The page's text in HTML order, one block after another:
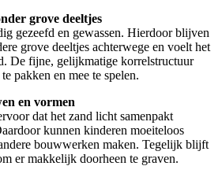
grove deeltjes
gezeefd en gewassen. Hierdoor blijven
grove deeltjes achterwege en voelt het
De fijne, gelijkmatige korrelstructuur
pakken en mee te spelen.
en vormen
dat het zand licht samenpakt
kunnen kinderen moeiteloos
bouwwerken maken. Tegelijk blijft
er makkelijk doorheen te graven.